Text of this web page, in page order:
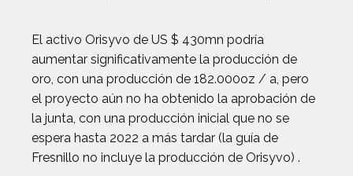
El activo Orisyvo de US $ 430mn podría
aumentar significativamente la producción de
oro, con una producción de 182.000oz / a, pero
el proyecto aún no ha obtenido la aprobación de
la junta, con una producción inicial que no se
espera hasta 2022 a más tardar (la guía de
Fresnillo no incluye la producción de Orisyvo) .